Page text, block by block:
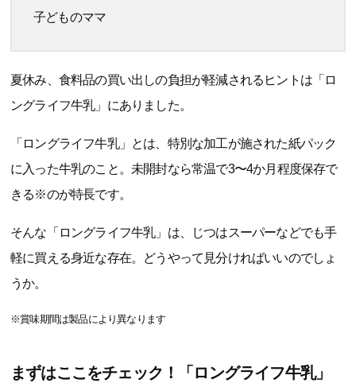
子どものママ
夏休み、食料品の買い出しの負担が軽減されるヒントは「ロ
ングライフ牛乳」にありました。
「ロングライフ牛乳」とは、特別な加工が施された紙パック
に入った牛乳のこと。未開封なら常温で3〜4か月程度保存で
きる※のが特長です。
そんな「ロングライフ牛乳」は、じつはスーパーなどでも手
軽に買える身近な存在。どうやって見分ければいいのでしょ
うか。
※賞味期間は製品により異なります
まずはここをチェック！「ロングライフ牛乳」